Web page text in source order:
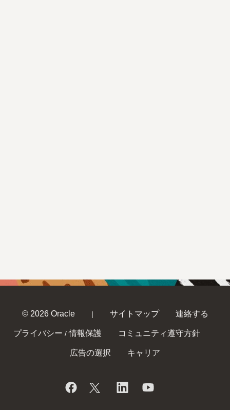
© 2026 Oracle | サイトマップ 連絡する
プライバシー / 情報保護 コミュニティ遵守方針
広告の選択 キャリア